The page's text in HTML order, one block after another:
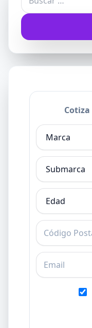
Marca
Submarca
Edad
C.P.
Email